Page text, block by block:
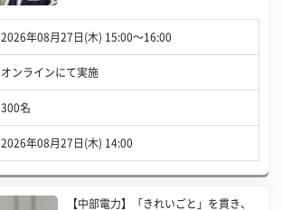
2026年08月27日(木) 15:00〜16:00
オンラインにて実施
300名
2026年08月27日(木) 14:00
【中部電力】「きれいごと」を貫き、